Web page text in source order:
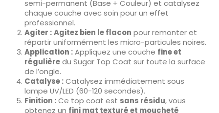
semi-permanent (Base + Couleur) et catalysez
chaque couche avec soin pour un effet
professionnel.
Agiter : Agitez bien le flacon pour remonter et
répartir uniformément les micro-particules noires.
Application :Appliquez une couche fine et
régulièredu Sugar Top Coat sur toute la surface
de l’ongle.
Catalyse :Catalysez immédiatement sous
lampe UV/LED (60-120 secondes).
Finition :Ce top coat est sans résidu, vous
obtenez un fini mat texturé et moucheté